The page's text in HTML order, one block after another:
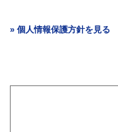
» 個人情報保護方針を見る